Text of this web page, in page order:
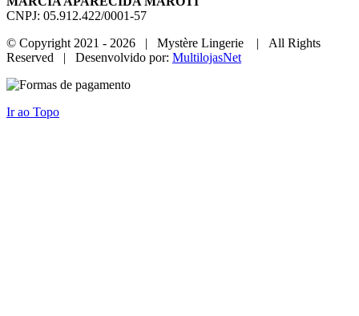
CNPJ: 05.912.422/0001-57
© Copyright 2021 - 2026 | Mystère Lingerie | All Rights
Reserved | Desenvolvido por: MultilojasNet
Ir ao Topo